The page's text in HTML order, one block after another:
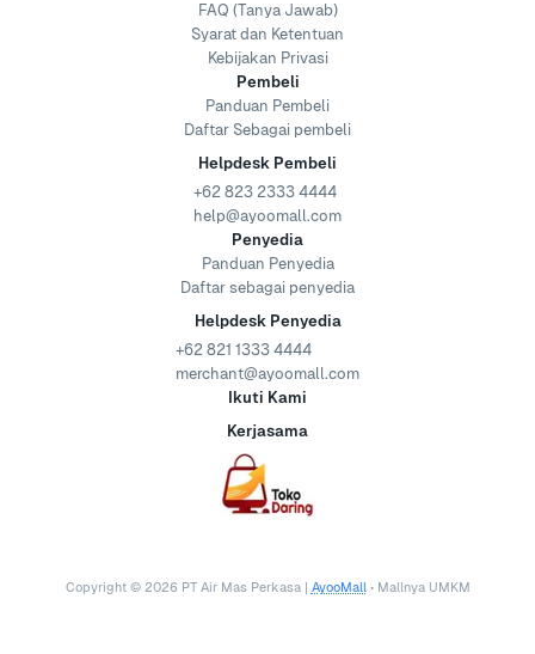
FAQ (Tanya Jawab)
Syarat dan Ketentuan
Kebijakan Privasi
Pembeli
Panduan Pembeli
Daftar Sebagai pembeli
Helpdesk Pembeli
+62 823 2333 4444
help@ayoomall.com
Penyedia
Panduan Penyedia
Daftar sebagai penyedia
Helpdesk Penyedia
+62 821 1333 4444
merchant@ayoomall.com
Ikuti Kami
Kerjasama
Copyright © 2026 PT Air Mas Perkasa | AyooMall • Mallnya UMKM